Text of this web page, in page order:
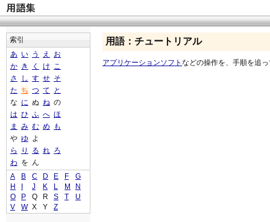
用語：チュートリアル
アプリケーションソフト などの操作を、手順を追
索引
あ い う え
お
か き く け こ
さ
し す せ そ
た ち つ て
と
な に ぬ ね の
は ひ ふ へ ほ
ま
み む め
も
や ゆ よ
ら
り る れ ろ
わ を ん
A
B C D E F
G
H
J K L M
N
O
P Q R S T
U
V
W X Y Z